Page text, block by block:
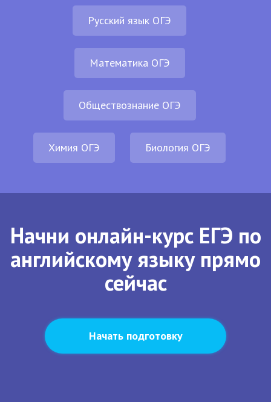
Русский язык ОГЭ
Математика ОГЭ
Обществознание ОГЭ
Химия ОГЭ Биология ОГЭ
Начни онлайн-курс ЕГЭ по
английскому языку прямо
сейчас
Начать подготовку